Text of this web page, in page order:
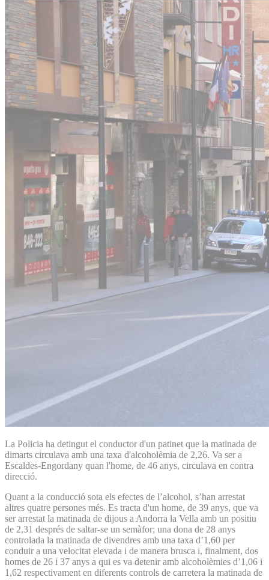
La Policia ha detingut el conductor d'un patinet que la matinada de
dimarts circulava amb una taxa d'alcoholèmia de 2,26. Va ser a
Escaldes-Engordany quan l'home, de 46 anys, circulava en contra
direcció.
Quant a la conducció sota els efectes de l’alcohol, s’han arrestat
altres quatre persones més. Es tracta d'un home, de 39 anys, que va
ser arrestat la matinada de dijous a Andorra la Vella amb un positiu
de 2,31 després de saltar-se un semàfor; una dona de 28 anys
controlada la matinada de divendres amb una taxa d’1,60 per
conduir a una velocitat elevada i de manera brusca i, finalment, dos
homes de 26 i 37 anys a qui es va detenir amb alcoholèmies d’1,06 i
1,62 respectivament en diferents controls de carretera la matinada de